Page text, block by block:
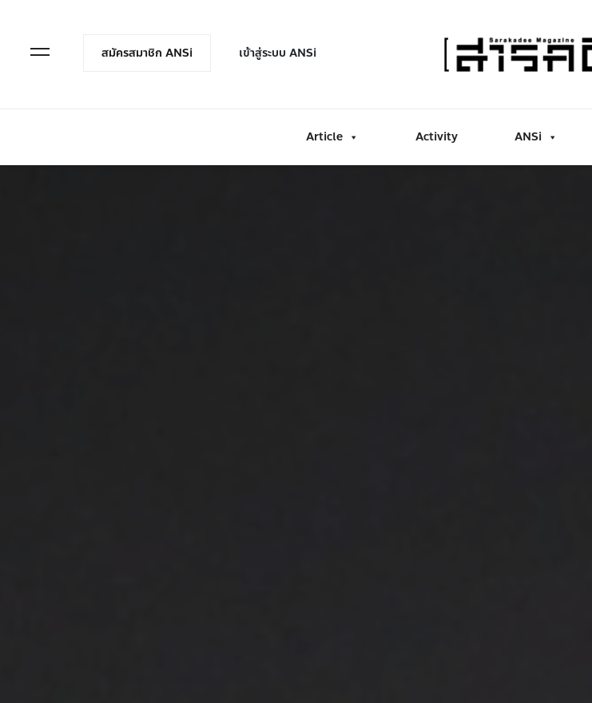
Open Menuสมัครสมาชิก ANSi เข้าสู่ระบบ ANSi
Article Activity ANSi